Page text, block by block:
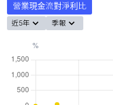
營業現金流對淨利比
近5年 季報